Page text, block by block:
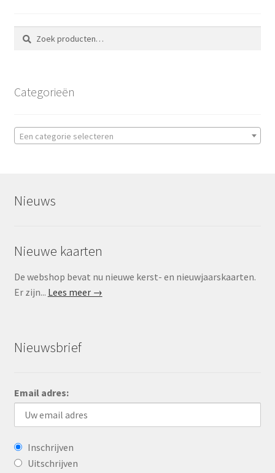
Zoeken
naar:
Zoeken
Categorieën
Een categorie selecteren
Nieuws
Nieuwe kaarten
De webshop bevat nu nieuwe kerst- en nieuwjaarskaarten.
Er zijn... Lees meer →
Nieuwsbrief
Email adres:
Inschrijven
Uitschrijven